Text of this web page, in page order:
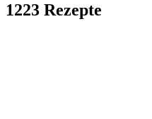
1223 Rezepte